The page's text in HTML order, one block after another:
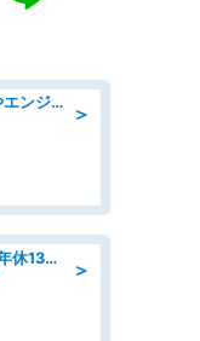
＞
安定の正社員雇用!カーエアコンやエンジンの製造・加工業務 denso aichi
＞
一般事務・OA事務/残業基本なし年休130日社保完備の一般・調達事務